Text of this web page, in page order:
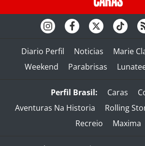
Diario Perfil Noticias Marie
Weekend
Parabrisas
Perfil Brasil: Caras
Aventuras Na Historia
Rolling
Recreio
Maxima